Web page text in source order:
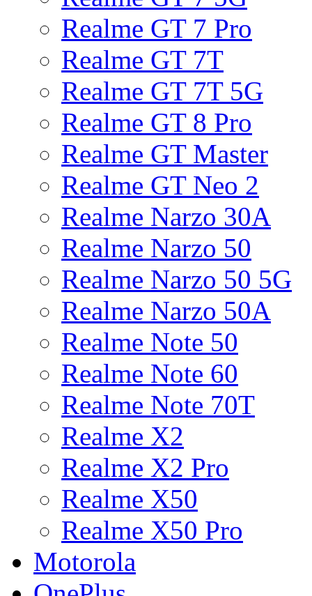
Realme GT 7 Pro
Realme GT 7T
Realme GT 7T 5G
Realme GT 8 Pro
Realme GT Master
Realme GT Neo 2
Realme Narzo 30A
Realme Narzo 50
Realme Narzo 50 5G
Realme Narzo 50A
Realme Note 50
Realme Note 60
Realme Note 70T
Realme X2
Realme X2 Pro
Realme X50
Realme X50 Pro
Motorola